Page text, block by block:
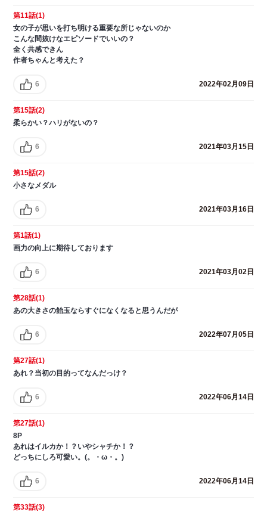
第11話(1)
女の子が思いを打ち明ける重要な所じゃないのか
こんな間抜けなエピソードでいいの？
全く共感できん
作者ちゃんと考えた？
6 2022年02月09日
第15話(2)
柔らかい？ハリがないの？
6 2021年03月15日
第15話(2)
小さなメダル
6 2021年03月16日
第1話(1)
画力の向上に期待しております
6 2021年03月02日
第28話(1)
あの大きさの飴玉ならすぐになくなると思うんだが
6 2022年07月05日
第27話(1)
あれ？当初の目的ってなんだっけ？
6 2022年06月14日
第27話(1)
8P
あれはイルカか！？いやシャチか！？
どっちにしろ可愛い。(。・ω・。)
6 2022年06月14日
第33話(3)